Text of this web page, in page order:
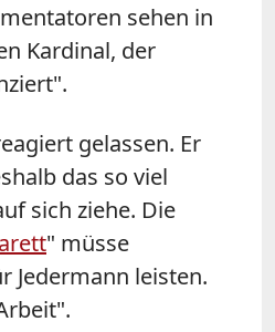
sehen in
Kardinal, der
gelassen. Er
das so viel
sich ziehe. Die
" müsse
Jedermann leisten.